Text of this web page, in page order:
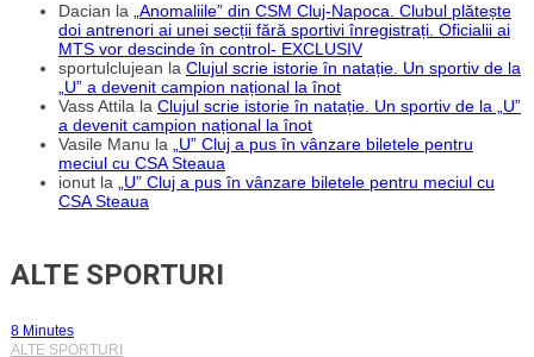
Dacian la „Anomaliile” din CSM Cluj-Napoca. Clubul plătește
doi antrenori ai unei secții fără sportivi înregistrați. Oficialii ai
MTS vor descinde în control- EXCLUSIV
sportulclujean la Clujul scrie istorie în natație. Un sportiv de la
„U” a devenit campion național la înot
Vass Attila la Clujul scrie istorie în natație. Un sportiv de la „U”
a devenit campion național la înot
Vasile Manu la „U” Cluj a pus în vânzare biletele pentru
meciul cu CSA Steaua
ionut la „U” Cluj a pus în vânzare biletele pentru meciul cu
CSA Steaua
ALTE SPORTURI
8 Minutes
ALTE SPORTURI